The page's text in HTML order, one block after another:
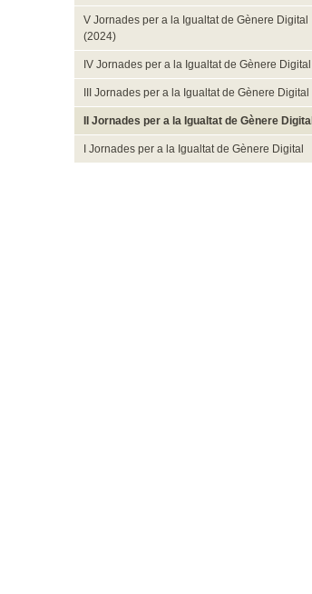
V Jornades per a la Igualtat de Gènere Digital
(2024)
IV Jornades per a la Igualtat de Gènere Digital
III Jornades per a la Igualtat de Gènere Digital
II Jornades per a la Igualtat de Gènere Digital
I Jornades per a la Igualtat de Gènere Digital